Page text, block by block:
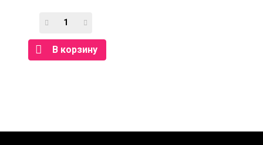
В корзину